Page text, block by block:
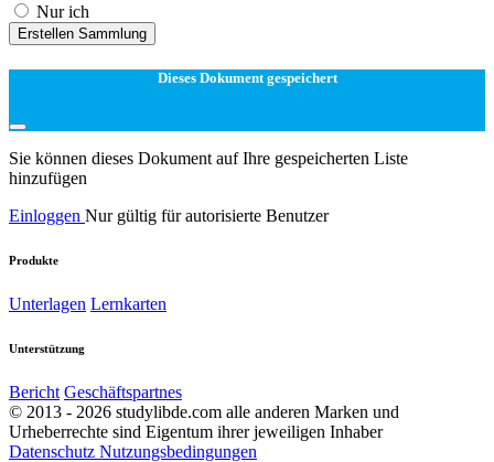
Nur ich
Erstellen Sammlung
Dieses Dokument gespeichert
Sie können dieses Dokument auf Ihre gespeicherten Liste
hinzufügen
Einloggen Nur gültig für autorisierte Benutzer
Produkte
Unterlagen Lernkarten
Unterstützung
Bericht Geschäftspartnes
© 2013 - 2026 studylibde.com alle anderen Marken und
Urheberrechte sind Eigentum ihrer jeweiligen Inhaber
Datenschutz Nutzungsbedingungen